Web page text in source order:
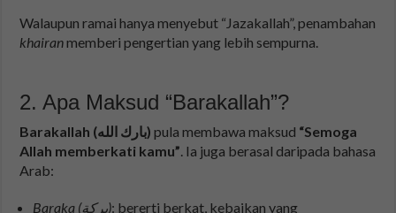
Walaupun ramai hanya menyebut “Jazakallah”, penambahan
khairanmemberi pengertian yang lebih sempurna.
2. Apa Maksud “Barakallah”?
Barakallah (بارك الله) pula membawa maksud “Semoga
Allah memberkati kamu”. Ia juga berasal daripada bahasa
Arab:
Baraka (بركة): bererti berkat, kebaikan yang